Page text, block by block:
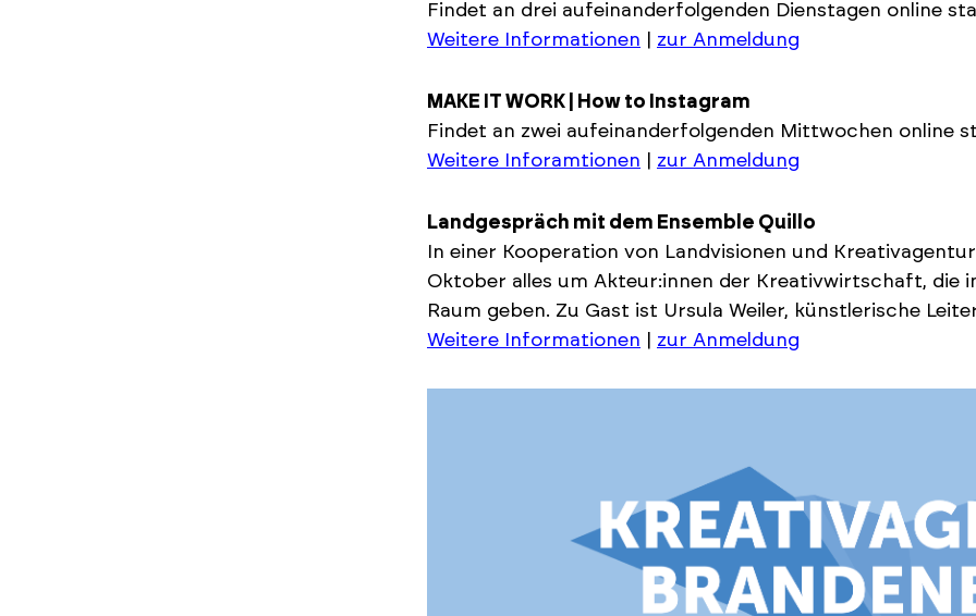
Findet an drei aufeinanderfolgenden Dienstagen online
Weitere Informationen
zur Anmeldung
MAKE IT WORK | How to Instagram
Findet an zwei aufeinanderfolgenden Mittwochen online
Weitere Inforamtionen
zur Anmeldung
Landgespräch mit dem Ensemble Quillo
In einer Kooperation von Landvisionen und
Oktober alles um Akteur:innen der Kreativwirtschaft, die
Raum geben. Zu Gast ist Ursula Weiler, künstlerische
Weitere Informationen
zur Anmeldung